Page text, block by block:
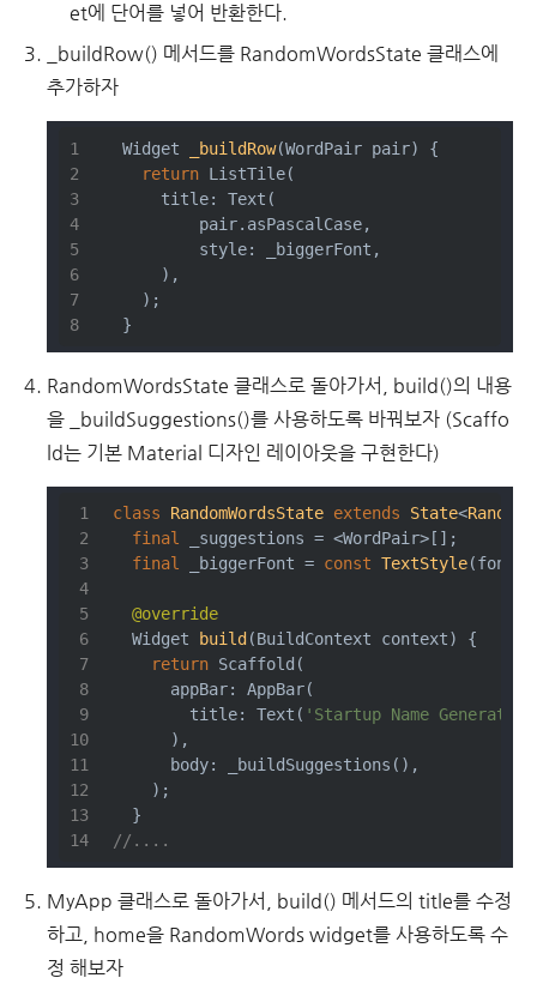
et에 단어를 넣어 반환한다.
_buildRow() 메서드를 RandomWordsState 클래스에
추가하자
Widget _buildRow(WordPair pair)
{
return ListTile(
      title: Text(
          pair.asPascalCase,
          style: _biggerFont,
      ),
    );
  }
RandomWordsState 클래스로 돌아가서, build()의 내용
을 _buildSuggestions()를 사용하도록 바꿔보자 (Scaffo
ld는 기본 Material 디자인 레이아웃을 구현한다)
class RandomWordsState extends State<
final
_suggestions = <WordPair>[];
final
_biggerFont = const TextStyle
@override
Widget
build (BuildContext context)
{
return Scaffold(
      appBar: AppBar(
        title: Text(
'Startup Name Generator'
      ),
      body: _buildSuggestions(),
    );
  }
//....
MyApp 클래스로 돌아가서, build() 메서드의 title를 수정
하고, home을 RandomWords widget를 사용하도록 수
정 해보자